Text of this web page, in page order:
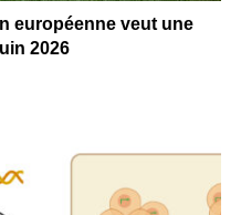
européenne veut une
2026